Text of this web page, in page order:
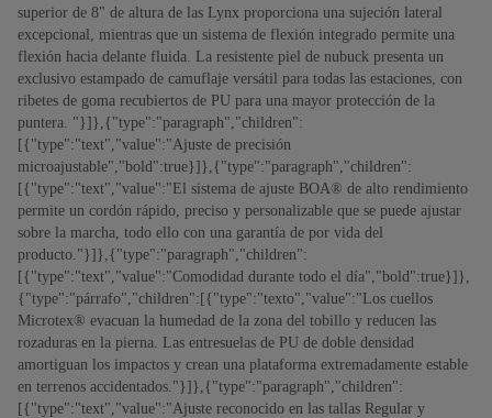
superior de 8" de altura de las Lynx proporciona una sujeción lateral
excepcional, mientras que un sistema de flexión integrado permite una
flexión hacia delante fluida. La resistente piel de nubuck presenta un
exclusivo estampado de camuflaje versátil para todas las estaciones, con
ribetes de goma recubiertos de PU para una mayor protección de la
puntera. "}]},{"type":"paragraph","children":
[{"type":"text","value":"Ajuste de precisión
microajustable","bold":true}]},{"type":"paragraph","children":
[{"type":"text","value":"El sistema de ajuste BOA® de alto rendimiento
permite un cordón rápido, preciso y personalizable que se puede ajustar
sobre la marcha, todo ello con una garantía de por vida del
producto."}]},{"type":"paragraph","children":
[{"type":"text","value":"Comodidad durante todo el día","bold":true}]},
{"type":"párrafo","children":[{"type":"texto","value":"Los cuellos
Microtex® evacuan la humedad de la zona del tobillo y reducen las
rozaduras en la pierna. Las entresuelas de PU de doble densidad
amortiguan los impactos y crean una plataforma extremadamente estable
en terrenos accidentados."}]},{"type":"paragraph","children":
[{"type":"text","value":"Ajuste reconocido en las tallas Regular y